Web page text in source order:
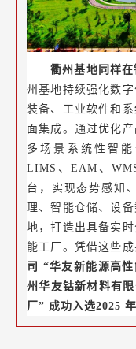
衢州基地同样
州基地持续强化数
装备、工业软件和
面集成。通过优化
多场景系统性智能
LIMS、EAM、
台，实现态势感知
理、智能仓储、设
地，打造出具备实
能工厂。凭借这些
司 “华友新能源高
州华友钴新材料有
厂” 成功入选2025